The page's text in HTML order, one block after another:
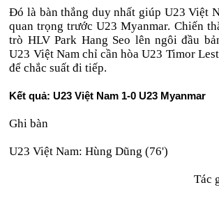
Đó là bàn thắng duy nhất giúp U23 Việt
quan trọng trước U23 Myanmar. Chiến
trò HLV Park Hang Seo lên ngôi đầu
U23 Việt Nam chỉ cần hòa U23 Timor
để chắc suất đi tiếp.
Kết quả: U23 Việt Nam 1-0 U23 Myanmar
Ghi bàn
U23 Việt Nam: Hùng Dũng (76')
Tác